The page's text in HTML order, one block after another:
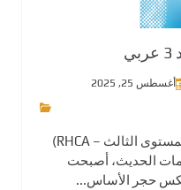
أغسطس 25, 2025
دورة مهندس ريد هات المعتمد (المستوى الثالث – RHCA)
الحديث، أصبحت
حجر الأساس...